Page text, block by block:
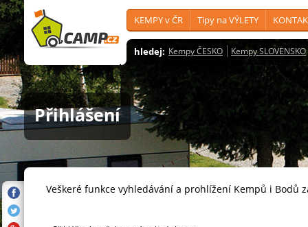
KEMPY v ČR Tipy na VÝLETY
hledej: Kempy ČESKO Kempy SLOVENSKO
Přihlášení
Veškeré funkce vyhledávání a prohlížení Kempů i